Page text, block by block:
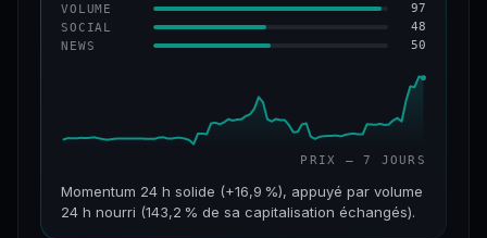
VOLUME 97
SOCIAL 48
NEWS 50
PRIX — 7 JOURS
Momentum 24 h solide (+16,9 %), appuyé par volume
24 h nourri (143,2 % de sa capitalisation échangés).